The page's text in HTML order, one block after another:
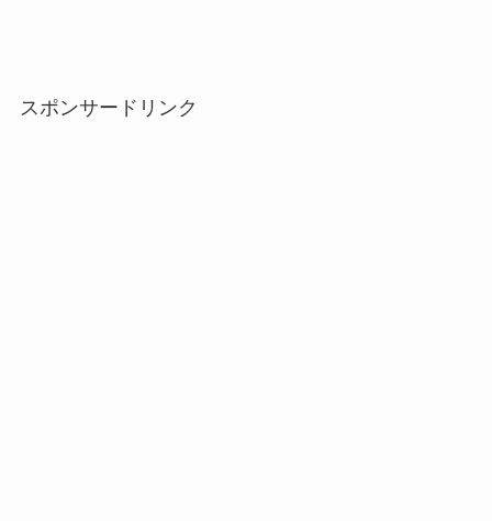
スポンサードリンク